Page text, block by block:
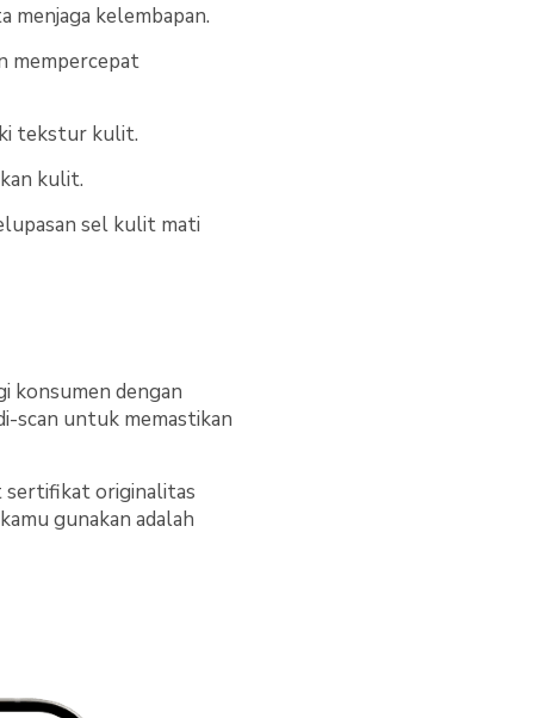
menjaga kelembapan.
mempercepat
tekstur kulit.
kulit.
sel kulit mati
konsumen dengan
scan untuk memastikan
sertifikat originalitas
gunakan adalah